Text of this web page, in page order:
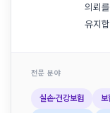
의뢰
유지
전문 분야
실손·건강보험 보